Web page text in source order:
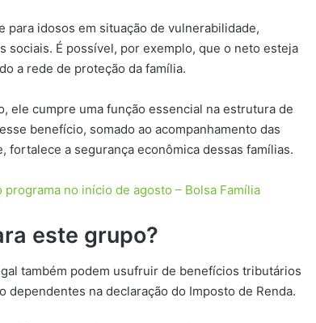
idosos em situação de vulnerabilidade,
É possível, por exemplo, que o neto esteja
a rede de proteção da família.
ele cumpre uma função essencial na estrutura de
benefício, somado ao acompanhamento das
fortalece a segurança econômica dessas famílias.
no início de agosto – Bolsa Família
este grupo?
também podem usufruir de benefícios tributários
na declaração do Imposto de Renda.